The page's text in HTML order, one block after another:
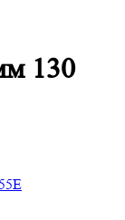
130